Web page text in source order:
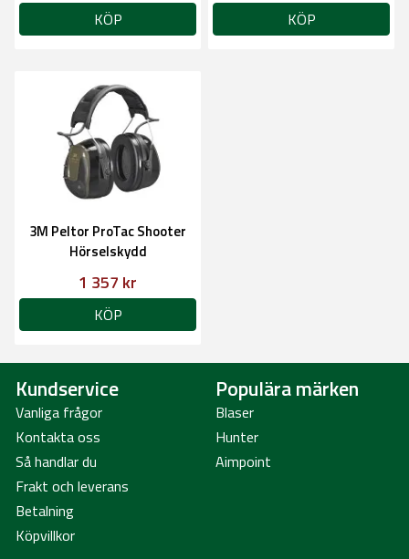
KÖP KÖP
3M Peltor ProTac Shooter
Hörselskydd
1 357 kr
KÖP
Kundservice
Vanliga frågor
Kontakta oss
Så handlar du
Frakt och leverans
Betalning
Köpvillkor
Populära märken
Blaser
Hunter
Aimpoint